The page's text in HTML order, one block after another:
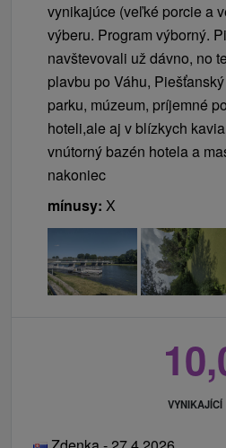
vynikajúce (veľké porcie a
výberu. Program výborný.
navštevovali už dávno, no
plavbu po Váhu,
parku, múzeum, príjemné
hoteli,ale aj v blízkych
vnútorný bazén hotela a
nakoniec
mínusy: X
VYNIKAJÍCÍ